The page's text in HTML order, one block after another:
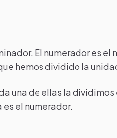
El numerador es el
hemos dividido la
una de ellas la
el numerador.